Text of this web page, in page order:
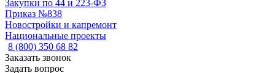
Закупки по 44 и 223-ФЗ
Приказ №838
Новостройки и капремонт
Национальные проекты
8 (800) 350 68 82
Заказать звонок
Задать вопрос